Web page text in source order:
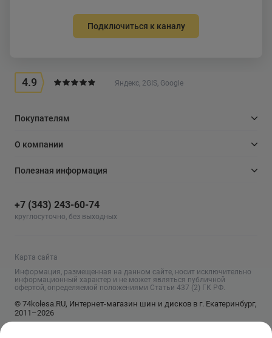
Подключиться к каналу
4.9 Яндекс, 2GIS, Google
Покупателям
О компании
Полезная информация
+7 (343) 243-60-74
круглосуточно, без выходных
Карта сайта
Информация, размещенная на данном сайте, носит исключительно
информационный характер и не может являться публичной
офертой, определяемой положениями Статьи 437 (2) ГК РФ.
© 74kolesa.RU, Интернет-магазин шин и дисков в г. Екатеринбург,
2011–2026